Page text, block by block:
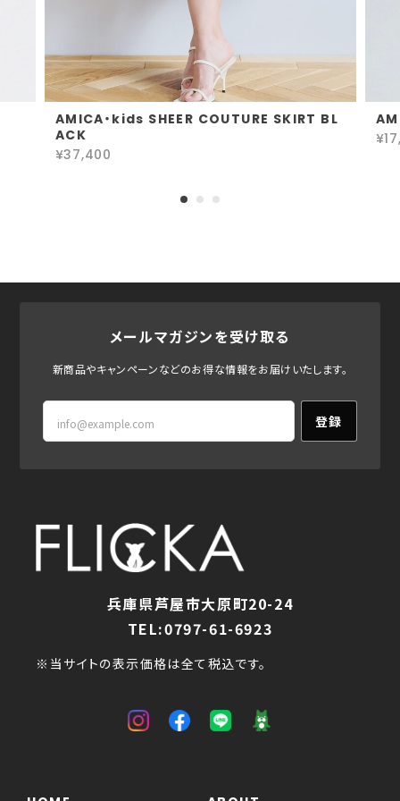
AMICA・kids SHEER COUTURE SKIRT BL
ACK
¥37,400
メールマガジンを受け取る
新商品やキャンペーンなどのお得な情報をお届けいたします。
登録
兵庫県芦屋市大原町20-24
TEL:0797-61-6923
※当サイトの表示価格は全て税込です。